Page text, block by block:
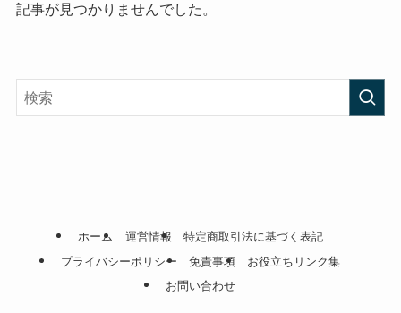
記事が見つかりませんでした。
ホーム 運営情報
特定商取引法に基づく表記
プライバシーポリシー
免責事項
お役立ちリンク集
お問い合わせ